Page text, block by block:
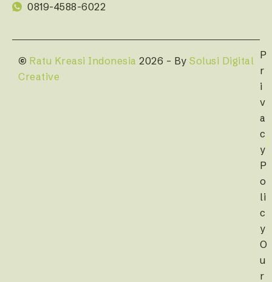
0819-4588-6022
© Ratu Kreasi Indonesia 2026 – By Solusi Digital
Creative
P
r
i
v
a
c
y
P
o
li
c
y
O
u
r